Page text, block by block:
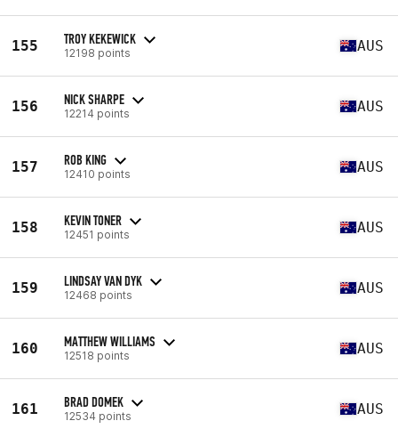
155 TROY KEKEWICK
12198 points AUS
156 NICK SHARPE
12214 points AUS
157 ROB KING
12410 points AUS
158 KEVIN TONER
12451 points AUS
159 LINDSAY VAN DYK
12468 points AUS
160 MATTHEW WILLIAMS
12518 points AUS
161 BRAD DOMEK
12534 points AUS